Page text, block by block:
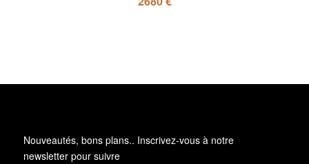
Nouveautés, bons plans.. Inscrivez-vous à notre
newsletter pour suivre